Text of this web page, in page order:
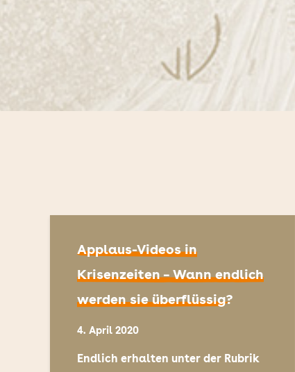
Applaus-Videos in
Krisenzeiten – Wann endlich
werden sie überflüssig?
4. April 2020
Endlich erhalten unter der Rubrik